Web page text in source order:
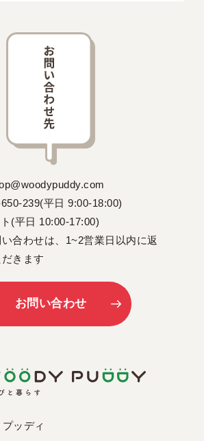
ッディ
239(平日 9:00-18:00)
(平日 10:00-17:00)
い合わせは、1~2営業日以内に返
きます
お問い合わせ